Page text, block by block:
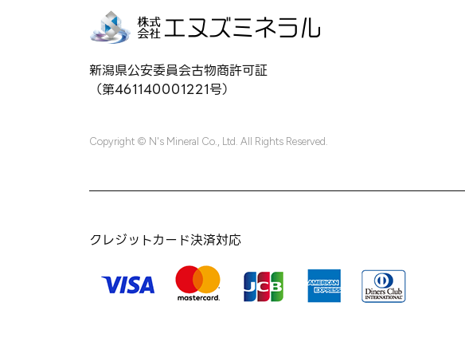
新潟県公安委員会古物商許可証
（第461140001221号）
Copyright © N's Mineral Co., Ltd. All Rights Reserved.
クレジットカード決済対応